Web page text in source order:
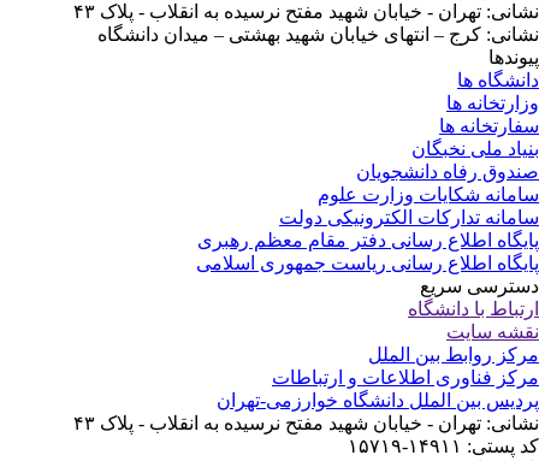
تهران - خیابان شهید مفتح نرسیده به انقلاب - پلاک ۴۳
کرج – انتهای خیابان شهید بهشتی – میدان دانشگاه
ها
ها
ها
ملی نخبگان
رفاه دانشجویان
شکایات وزارت علوم
تدارکات الکترونیکی دولت
اطلاع رسانی دفتر مقام معظم رهبری
اطلاع رسانی ریاست جمهوری اسلامی
سریع
با دانشگاه
سایت
روابط بین الملل
فناوری اطلاعات و ارتباطات
بین الملل دانشگاه خوارزمی-تهران
تهران - خیابان شهید مفتح نرسیده به انقلاب - پلاک ۴۳
۱۴۹۱۱-۱۵۷۱۹